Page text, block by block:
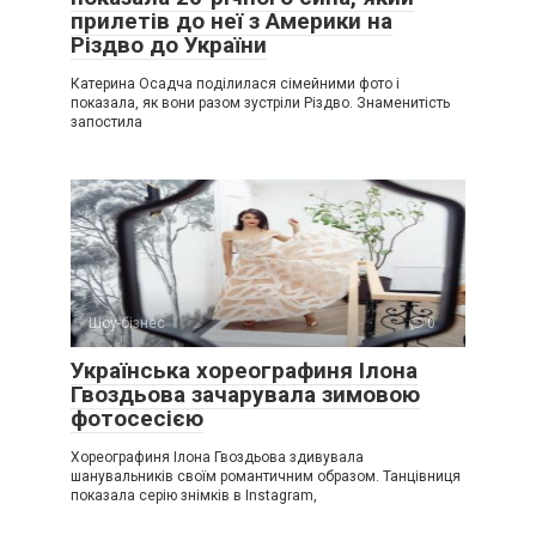
прилетів до неї з Америки на
Різдво до України
Катерина Осадча поділилася сімейними фото і
показала, як вони разом зустріли Різдво. Знаменитість
запостила
Шоу-бізнес 0
Українська хореографиня Ілона
Гвоздьова зачарувала зимовою
фотосесією
Хореографиня Ілона Гвоздьова здивувала
шанувальників своїм романтичним образом. Танцівниця
показала серію знімків в Instagram,